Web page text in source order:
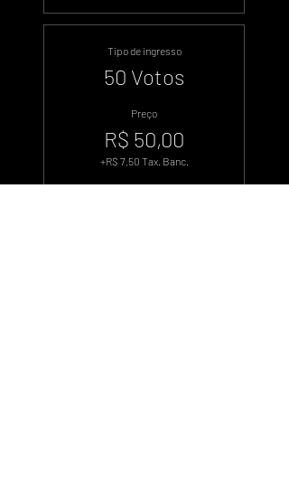
Tipo de ingresso
50 Votos
Preço
R$ 50,00
+R$ 7,50 Tax. Banc.